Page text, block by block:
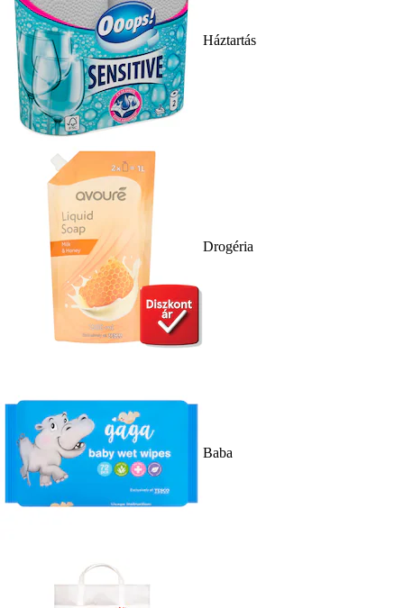
Háztartás
Drogéria
Baba